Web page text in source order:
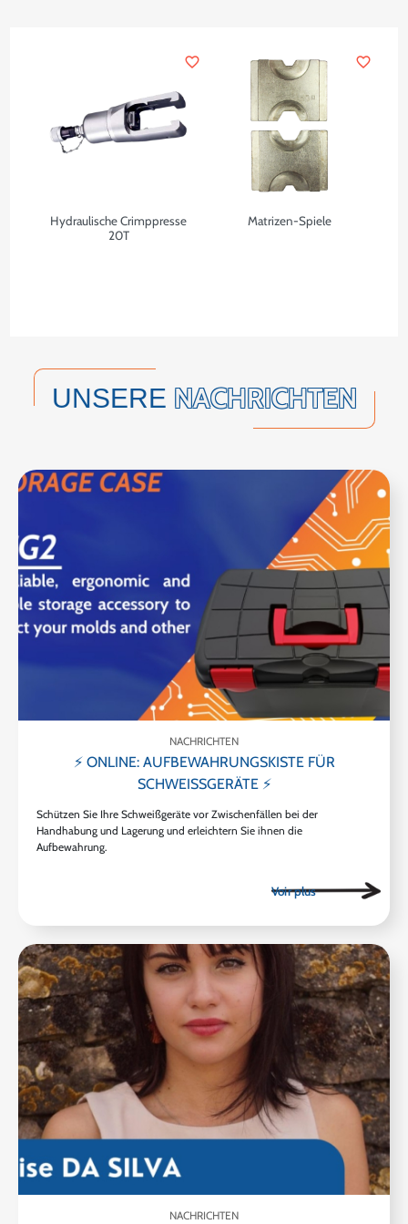
Hydraulische Crimppresse
20T
favorite_border
Matrizen-Spiele
favorite_border
UNSERE NACHRICHTEN
NACHRICHTEN
⚡ ONLINE: AUFBEWAHRUNGSKISTE FÜR
SCHWEISSGERÄTE ⚡
Schützen Sie Ihre Schweißgeräte vor Zwischenfällen bei der
Handhabung und Lagerung und erleichtern Sie ihnen die
Aufbewahrung.
NACHRICHTEN